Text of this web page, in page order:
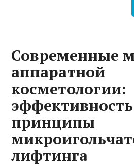
Современные
аппаратной
косметологии:
принципы
лифтинга